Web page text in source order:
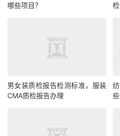
哪些项目？
男女装质检报告检测标准，服装
CMA质检报告办理
些